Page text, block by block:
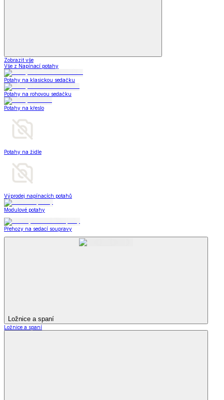
Zobrazit vše
Vše z Napínací potahy
Potahy na klasickou sedačku
Potahy na rohovou sedačku
Potahy na křeslo
Potahy na židle
Výprodej napínacích potahů
Modulové potahy
Přehozy na sedací soupravy
Ložnice a spaní
Ložnice a spaní